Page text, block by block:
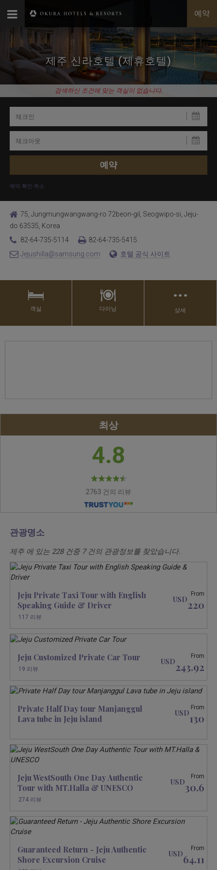
예약
제주 신라호텔 (제휴호텔)
검색하신 조건에 맞는 객실이 없습니다.
예약 확인·취소
75, Jungmungwangwang-ro 72beon-gil, Seogwipo-si, Jeju-
do 63535, Korea
82-64-735-5114
82-64-735-5415
Jejushilla@samsung.com
호텔 공식 사이트
객실 다이닝
…
상세
최상
4.8
2763 건의 리뷰
관광명소
제주 에 있는 228건중 7건의 관광정보를 찾았습니다.
Jeju Private Taxi Tour with English
Speaking Guide & Driver
117 리뷰
From
USD220
Jeju Customized Private Car Tour
19 리뷰
From
USD243.92
Private Half Day tour Manjanggul
Lava tube in Jeju island
From
USD130
Jeju WestSouth One Day Authentic
Tour with MT.Halla & UNESCO
274 리뷰
From
USD30.6
Guaranteed Return - Jeju Authentic
Shore Excursion Cruise
From
USD64.11